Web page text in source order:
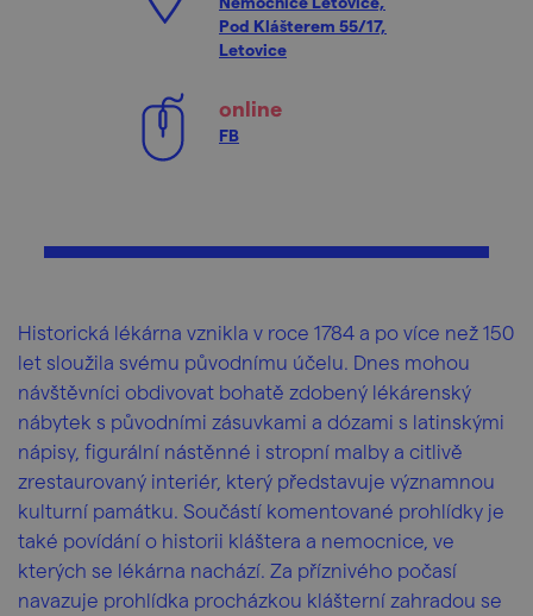
Pod Klášterem 55/17,
Letovice
online
FB
Historická lékárna vznikla v roce 1784 a po více než 150
let sloužila svému původnímu účelu. Dnes mohou
návštěvníci obdivovat bohatě zdobený lékárenský
nábytek s původními zásuvkami a dózami s latinskými
nápisy, figurální nástěnné i stropní malby a citlivě
zrestaurovaný interiér, který představuje významnou
kulturní památku. Součástí komentované prohlídky je
také povídání o historii kláštera a nemocnice, ve
kterých se lékárna nachází. Za příznivého počasí
navazuje prohlídka procházkou klášterní zahradou se